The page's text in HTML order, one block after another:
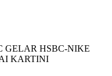
GELAR HSBC-NIKE
KARTINI